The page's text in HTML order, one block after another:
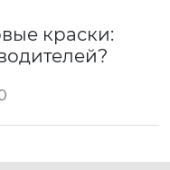
краски: